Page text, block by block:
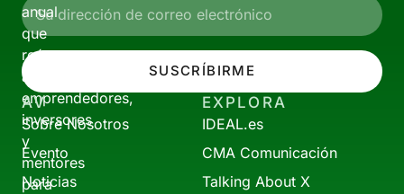
anual
que
reúne
a
emprendedores,
inversores
y
mentores
para
SUSCRÍBIRME
AV
Sobre Nosotros
Evento
Noticias
EXPLORA
IDEAL.es
CMA Comunicación
Talking About X